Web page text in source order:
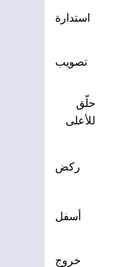
استدارة
تصويب
حلّق
للأعلى
ركض
أسفل
خروج